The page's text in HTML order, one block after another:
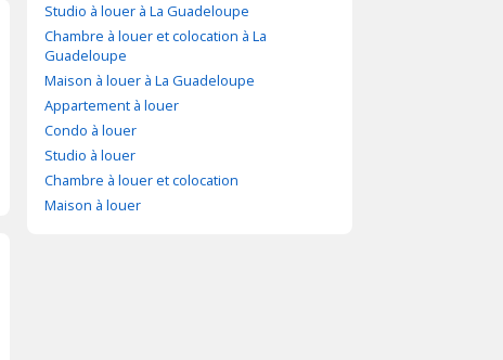
Studio à louer à La Guadeloupe
Chambre à louer et colocation à La
Guadeloupe
Maison à louer à La Guadeloupe
Appartement à louer
Condo à louer
Studio à louer
Chambre à louer et colocation
Maison à louer